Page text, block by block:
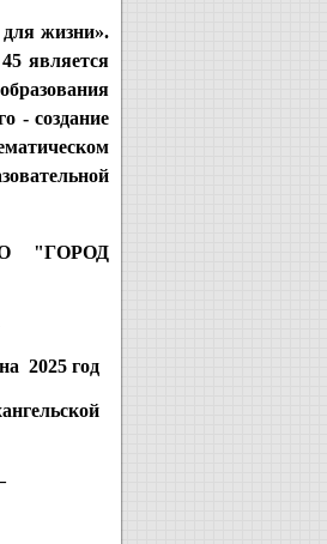
жизни».
является
- создание
"ГОРОД
2025 год